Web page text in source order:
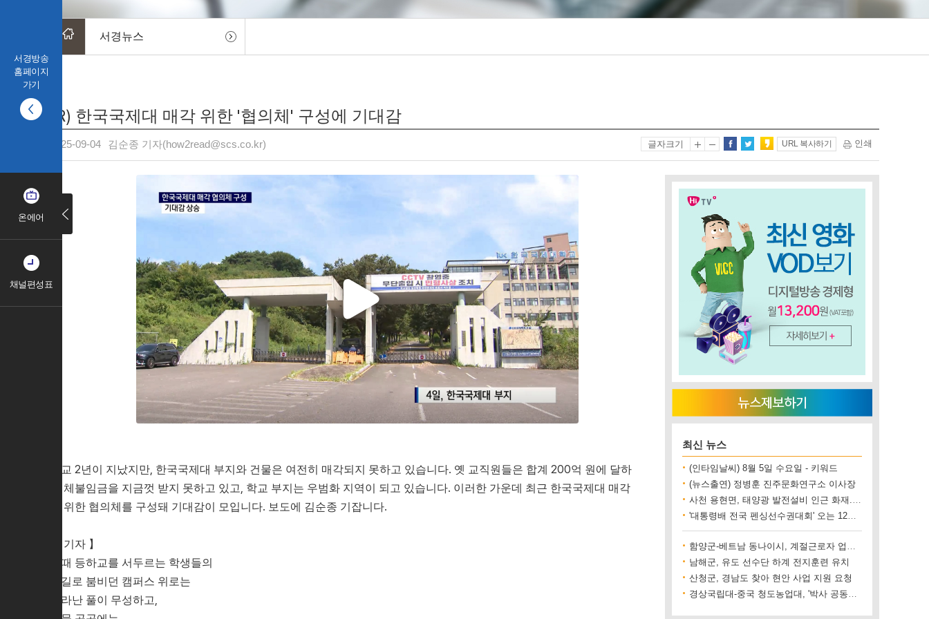
서경방송
홈페이지
가기
온에어
채널편성표
서경뉴스
(R) 한국국제대 매각 위한 '협의체' 구성에 기대감
2025-09-04 김순종 기자(how2read@scs.co.kr) 글자크기 URL 복사하기 인쇄
폐교 2년이 지났지만, 한국국제대 부지와 건물은 여전히 매각되지 못하고 있습니다. 옛 교직원들은 합계 200억 원에 달하
는 체불임금을 지금껏 받지 못하고 있고, 학교 부지는 우범화 지역이 되고 있습니다. 이러한 가운데 최근 한국국제대 매각
을 위한 협의체를 구성돼 기대감이 모입니다. 보도에 김순종 기잡니다.
【 기자 】
한때 등하교를 서두르는 학생들의
발길로 붐비던 캠퍼스 위로는
자라난 풀이 무성하고,
최신 뉴스
(인타임날씨) 8월 5일 수요일 - 키워드
(뉴스출연) 정병훈 진주문화연구소 이사장
사천 용현면, 태양광 발전설비 인근 화재..재산 피해 500만 원 상당
'대통령배 전국 펜싱선수권대회' 오는 12일 진주에서 개최
함양군-베트남 동나이시, 계절근로자 업무협약 체결
남해군, 유도 선수단 하계 전지훈련 유치
산청군, 경남도 찾아 현안 사업 지원 요청
경상국립대-중국 청도농업대, '박사 공동양성' 업무협약 체결